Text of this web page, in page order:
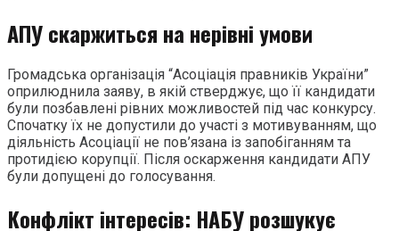
АПУ скаржиться на нерівні умови
Громадська організація “Асоціація правників України”
оприлюднила заяву, в якій стверджує, що її кандидати
були позбавлені рівних можливостей під час конкурсу.
Спочатку їх не допустили до участі з мотивуванням, що
діяльність Асоціації не пов’язана із запобіганням та
протидією корупції. Після оскарження кандидати АПУ
були допущені до голосування.
Конфлікт інтересів: НАБУ розшукує